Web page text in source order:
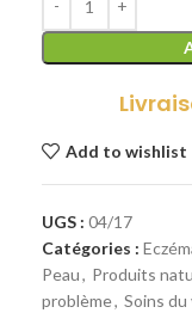
Add to wishlist
UGS : 04/17
Catégories :
Peau, Produits
problème, Soins du